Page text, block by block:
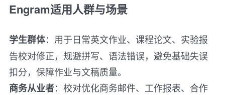
Engram适用人群与场景
学生群体：用于日常英文作业、课程论文、实验报
告校对修正，规避拼写、语法错误，避免基础失误
扣分，保障作业与文稿质量。
商务从业者：校对优化商务邮件、工作报表、合作